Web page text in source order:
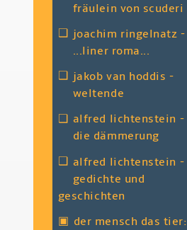
fräulein von scuderi
❑ joachim ringelnatz -
...liner roma...
❑ jakob van hoddis -
weltende
❑ alfred lichtenstein -
die dämmerung
❑ alfred lichtenstein -
gedichte und
geschichten
▣ der mensch das tier: